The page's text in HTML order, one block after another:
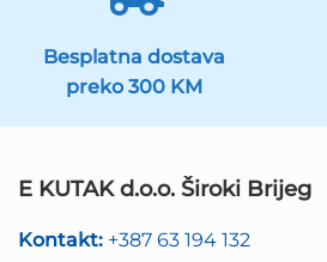
Besplatna dostava
preko 300 KM
E KUTAK d.o.o. Široki Brijeg
Kontakt: +387 63 194 132